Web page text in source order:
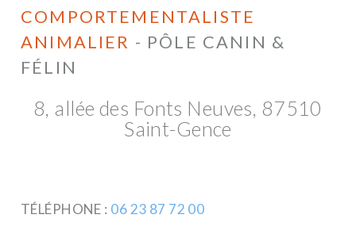
COMPORTEMENTALISTE
ANIMALIER - PÔLE CANIN &
FÉLIN
8, allée des Fonts Neuves, 87510
Saint-Gence
TÉLÉPHONE : 06 23 87 72 00